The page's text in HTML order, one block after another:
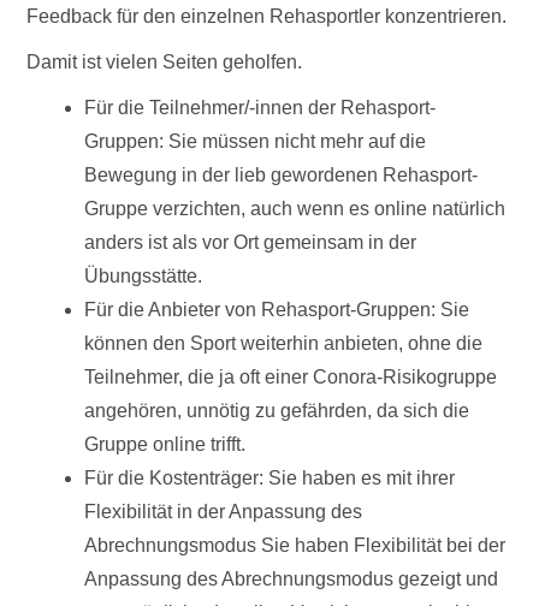
Feedback für den einzelnen Rehasportler konzentrieren.
Damit ist vielen Seiten geholfen.
Für die Teilnehmer/-innen der Rehasport-
Gruppen: Sie müssen nicht mehr auf die
Bewegung in der lieb gewordenen Rehasport-
Gruppe verzichten, auch wenn es online natürlich
anders ist als vor Ort gemeinsam in der
Übungsstätte.
Für die Anbieter von Rehasport-Gruppen: Sie
können den Sport weiterhin anbieten, ohne die
Teilnehmer, die ja oft einer Conora-Risikogruppe
angehören, unnötig zu gefährden, da sich die
Gruppe online trifft.
Für die Kostenträger: Sie haben es mit ihrer
Flexibilität in der Anpassung des
Abrechnungsmodus Sie haben Flexibilität bei der
Anpassung des Abrechnungsmodus gezeigt und